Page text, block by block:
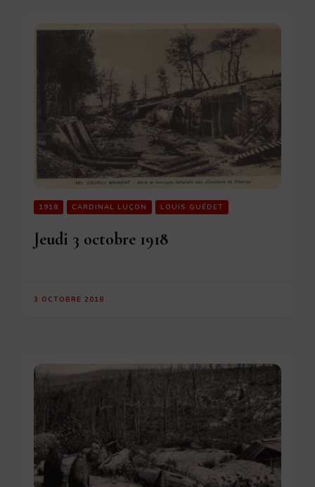
1918 CARDINAL LUÇON LOUIS GUÉDET
Jeudi 3 octobre 1918
3 OCTOBRE 2018